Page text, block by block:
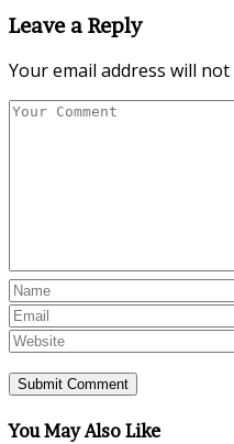
Leave a Reply
Your email address will
You May Also Like